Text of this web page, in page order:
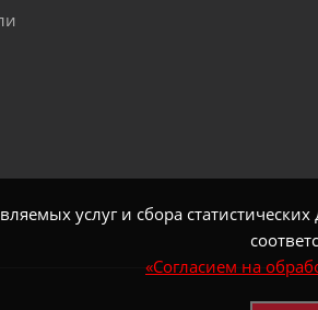
услуг и сбора
«Согласием на